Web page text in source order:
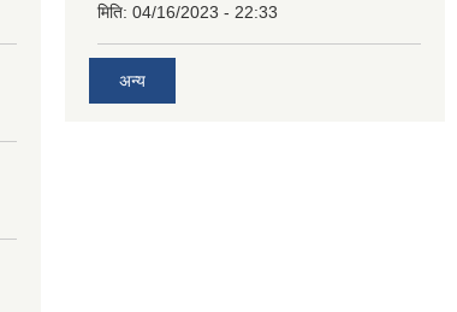
मिति: 04/16/2023 - 22:33
अन्य